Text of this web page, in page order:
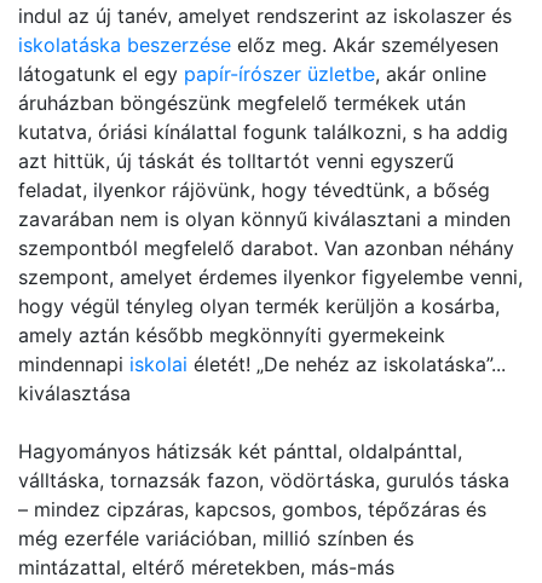
indul az új tanév, amelyet rendszerint az iskolaszer és
iskolatáska beszerzése előz meg. Akár személyesen
látogatunk el egy papír-írószer üzletbe, akár online
áruházban böngészünk megfelelő termékek után
kutatva, óriási kínálattal fogunk találkozni, s ha addig
azt hittük, új táskát és tolltartót venni egyszerű
feladat, ilyenkor rájövünk, hogy tévedtünk, a bőség
zavarában nem is olyan könnyű kiválasztani a minden
szempontból megfelelő darabot. Van azonban néhány
szempont, amelyet érdemes ilyenkor figyelembe venni,
hogy végül tényleg olyan termék kerüljön a kosárba,
amely aztán később megkönnyíti gyermekeink
mindennapi iskolai életét! „De nehéz az iskolatáska”...
kiválasztása
Hagyományos hátizsák két pánttal, oldalpánttal,
válltáska, tornazsák fazon, vödörtáska, gurulós táska
– mindez cipzáras, kapcsos, gombos, tépőzáras és
még ezerféle variációban, millió színben és
mintázattal, eltérő méretekben, más-más